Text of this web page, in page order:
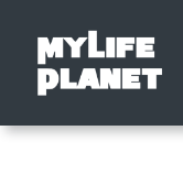
contenido